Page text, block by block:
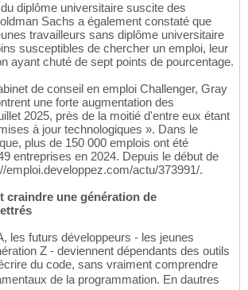
diplôme universitaire suscite des
Sachs a également constaté que
travailleurs sans diplôme universitaire
susceptibles de chercher un emploi, leur
ayant chuté de sept points de pourcentage.
de conseil en emploi Challenger, Gray
une forte augmentation des
2025, près de la moitié d'entre eux étant
à jour technologiques ». Dans le
plus de 150 000 emplois ont été
entreprises en 2024. Depuis le début de
emploi.developpez.com/actu/373991/.
craindre une génération de
les futurs développeurs - les jeunes
Z - deviennent dépendants des outils
du code, sans vraiment comprendre
de la programmation. En dautres